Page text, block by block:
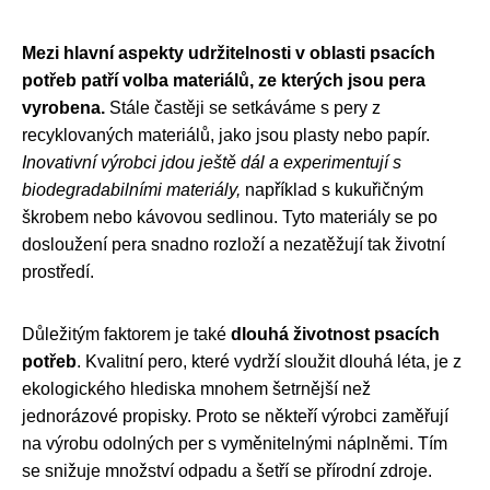
Mezi hlavní aspekty udržitelnosti v oblasti psacích
potřeb patří volba materiálů, ze kterých jsou pera
vyrobena. Stále častěji se setkáváme s pery z
recyklovaných materiálů, jako jsou plasty nebo papír.
Inovativní výrobci jdou ještě dál a experimentují s
biodegradabilními materiály, například s kukuřičným
škrobem nebo kávovou sedlinou. Tyto materiály se po
dosloužení pera snadno rozloží a nezatěžují tak životní
prostředí.
Důležitým faktorem je také dlouhá životnost psacích
potřeb. Kvalitní pero, které vydrží sloužit dlouhá léta, je z
ekologického hlediska mnohem šetrnější než
jednorázové propisky. Proto se někteří výrobci zaměřují
na výrobu odolných per s vyměnitelnými náplněmi. Tím
se snižuje množství odpadu a šetří se přírodní zdroje.